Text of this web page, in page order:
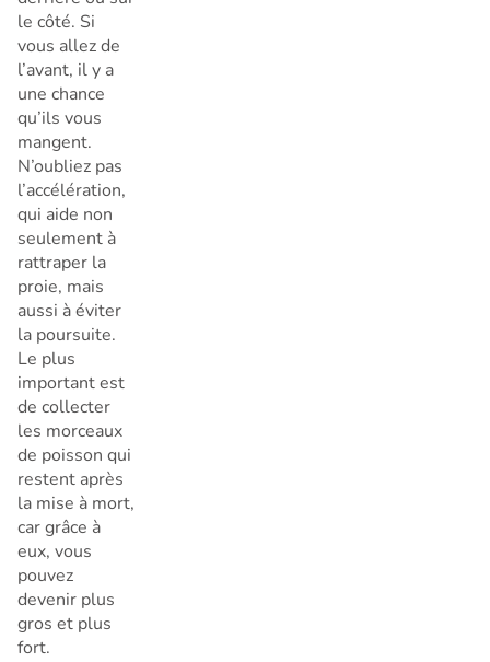
le côté. Si
vous allez de
l’avant, il y a
une chance
qu’ils vous
mangent.
N’oubliez pas
l’accélération,
qui aide non
seulement à
rattraper la
proie, mais
aussi à éviter
la poursuite.
Le plus
important est
de collecter
les morceaux
de poisson qui
restent après
la mise à mort,
car grâce à
eux, vous
pouvez
devenir plus
gros et plus
fort.